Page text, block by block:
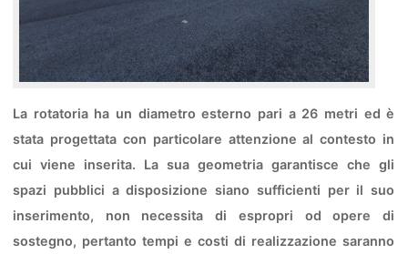
La rotatoria ha un diametro esterno pari a 26 metri ed è
stata progettata con particolare attenzione al contesto in
cui viene inserita. La sua geometria garantisce che gli
spazi pubblici a disposizione siano sufficienti per il suo
inserimento, non necessita di espropri od opere di
sostegno, pertanto tempi e costi di realizzazione saranno